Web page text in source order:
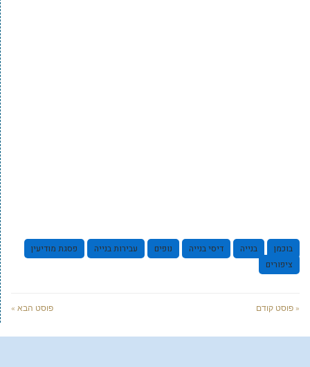
בוכמן בנייה דיסי בנייה נופים עבירות בנייה
פסגת מודיעין
ציפורים
« פוסט קודם פוסט הבא »